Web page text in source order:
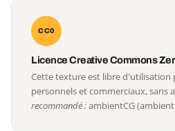
CC0
Licence Creative Commons
Cette texture est libre d'utilisation
personnels et commerciaux, sans
recommandé :ambientCG